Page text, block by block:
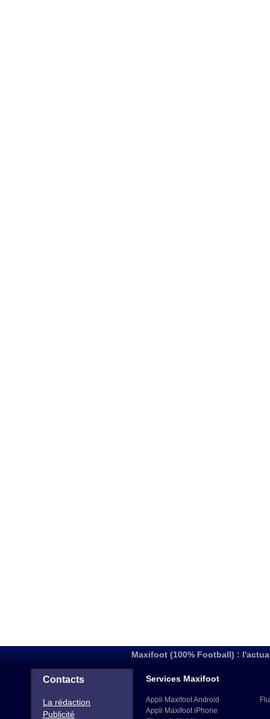
Maxifoot (100% Football) :
Contacts
La rédaction
Publicité
Services Maxifoot
Appli Maxifoot Android
Appli Maxifoot iPhone